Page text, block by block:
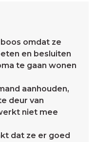
omdat ze
en besluiten
te gaan wonen
aanhouden,
deur van
niet mee
dat ze er goed